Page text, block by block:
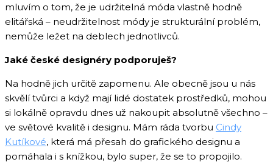
mluvím o tom, že je udržitelná móda vlastně hodně
elitářská – neudržitelnost módy je strukturální problém,
nemůže ležet na deblech jednotlivců.
Jaké české designéry podporuješ?
Na hodně jich určitě zapomenu. Ale obecně jsou u nás
skvělí tvůrci a když mají lidé dostatek prostředků, mohou
si lokálně opravdu dnes už nakoupit absolutně všechno –
ve světové kvalitě i designu. Mám ráda tvorbu Cindy
Kutíkové, která má přesah do grafického designu a
pomáhala i s knížkou, bylo super, že se to propojilo.